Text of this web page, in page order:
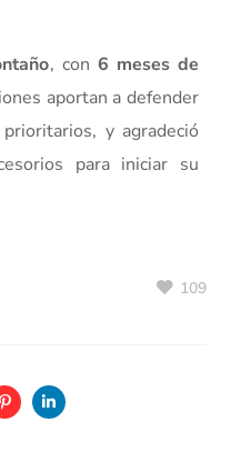
, con 6 meses de
aportan a defender
y agradeció
para iniciar su
109